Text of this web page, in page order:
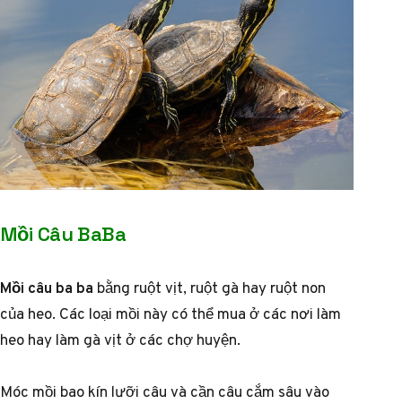
Mồi Câu BaBa
Mồi câu ba ba bằng ruột vịt, ruột gà hay ruột non
của heo. Các loại mồi này có thể mua ở các nơi làm
heo hay làm gà vịt ở các chợ huyện.
Móc mồi bao kín lưỡi câu và cần câu cắm sâu vào